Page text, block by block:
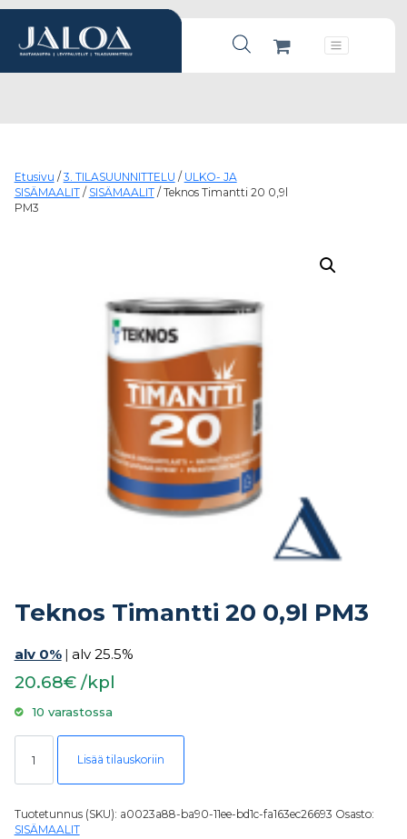
Products search
Päävalikko
Etusivu / 3. TILASUUNNITTELU / ULKO- JA
SISÄMAALIT/ SISÄMAALIT/ Teknos Timantti 20 0,9l
PM3
Teknos Timantti 20 0,9l PM3
alv 0% | alv 25.5%
20.68€ /kpl
10 varastossa
Teknos Timantti 20 0,9l PM3 määrä
Lisää tilauskoriin
Tuotetunnus (SKU): a0023a88-ba90-11ee-bd1c-fa163ec26693 Osasto:
SISÄMAALIT